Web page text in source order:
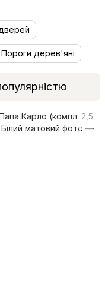
Пороги дерев'яні